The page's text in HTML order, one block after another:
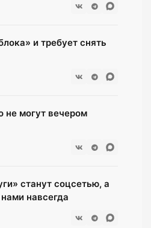
и требует снять
не могут вечером
станут соцсетью, а
навсегда